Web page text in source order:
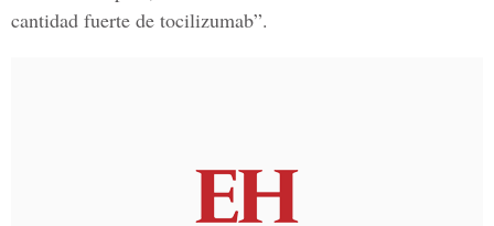
cantidad fuerte de tocilizumab”.